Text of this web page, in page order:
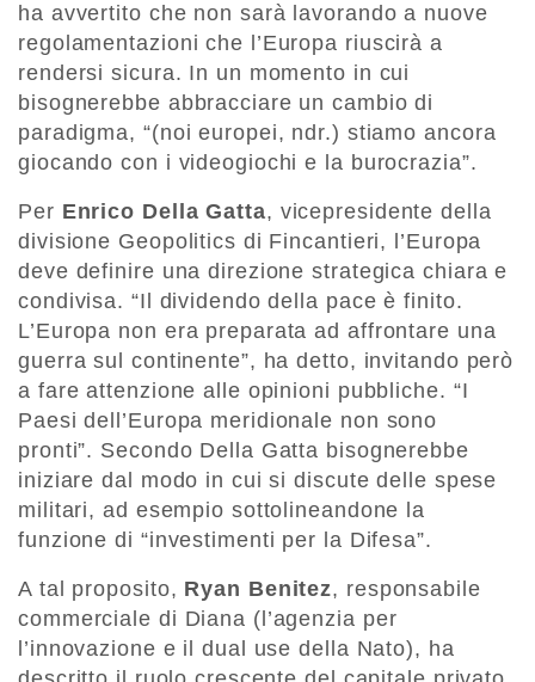
ha avvertito che non sarà lavorando a nuove
regolamentazioni che l’Europa riuscirà a
rendersi sicura. In un momento in cui
bisognerebbe abbracciare un cambio di
paradigma, “(noi europei, ndr.) stiamo ancora
giocando con i videogiochi e la burocrazia”.
Per Enrico Della Gatta, vicepresidente della
divisione Geopolitics di Fincantieri, l’Europa
deve definire una direzione strategica chiara e
condivisa. “Il dividendo della pace è finito.
L’Europa non era preparata ad affrontare una
guerra sul continente”, ha detto, invitando però
a fare attenzione alle opinioni pubbliche. “I
Paesi dell’Europa meridionale non sono
pronti”. Secondo Della Gatta bisognerebbe
iniziare dal modo in cui si discute delle spese
militari, ad esempio sottolineandone la
funzione di “investimenti per la Difesa”.
A tal proposito, Ryan Benitez, responsabile
commerciale di Diana (l’agenzia per
l’innovazione e il dual use della Nato), ha